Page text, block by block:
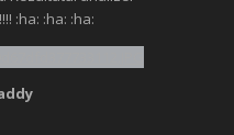
!!!! :ha: :ha: :ha: